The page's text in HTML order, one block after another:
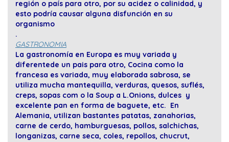
región o país para otro, por su acidez o calinidad, y
esto podría causar alguna disfunción en su
organismo
.
GASTRONOMIA
La gastronomía en Europa es muy variada y
diferentede un pais para otro, Cocina como la
francesa es variada, muy elaborada sabrosa, se
utiliza mucha mantequilla, verduras, quesos, suflés,
creps, sopas com o la Soup a L.Onions, dulces y
excelente pan en forma de baguete, etc. En
Alemania, utilizan bastantes patatas, zanahorias,
carne de cerdo, hamburguesas, pollos, salchichas,
longanizas, carne seca, coles, repollos, chucrut,